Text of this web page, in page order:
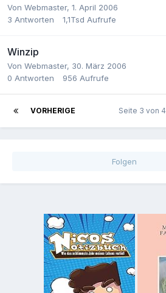
Von Webmaster, 1. April 2006
3 Antworten 1,1Tsd Aufrufe
Winzip
Von Webmaster, 30. März 2006
0 Antworten 956 Aufrufe
VORHERIGE Seite 3 von 4
Folgen